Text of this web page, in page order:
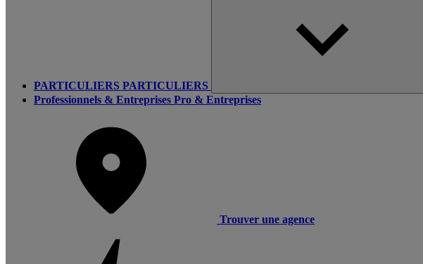
PARTICULIERS PARTICULIERS
Professionnels & Entreprises Pro & Entreprises
Trouver une agence